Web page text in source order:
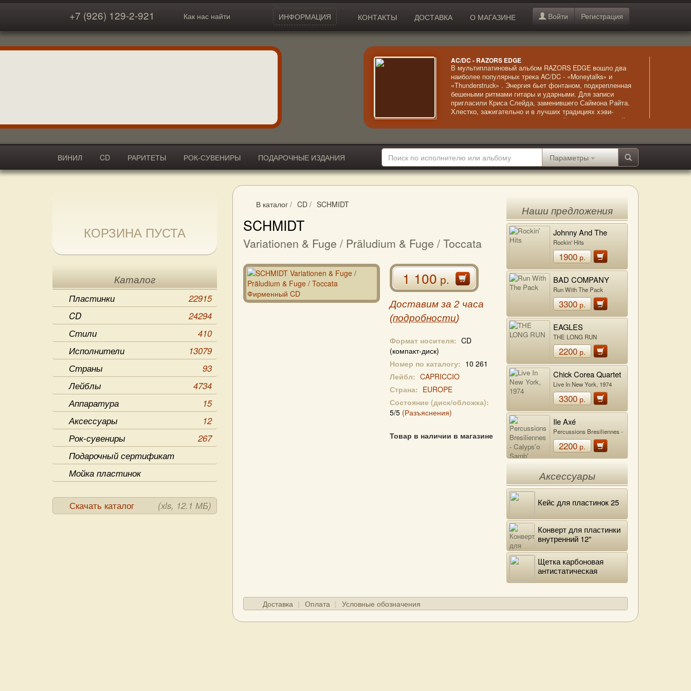
+7 (926) 129-2-921 Как нас найти ИНФОРМАЦИЯ КОНТАКТЫ ДОСТАВКА О МАГАЗИНЕ Войти Регистрация
AC/DC - RAZORS EDGE
В мультиплатиновый альбом RAZORS EDGE вошло два
наиболее популярных трека AC/DC - «Moneytalks» и
«Thunderstruck» . Энергия бьет фонтаном, подкрепленная
бешеными ритмами гитары и ударными. Для записи
пригласили Криса Слейда, заменившего Саймона Райта.
Хлестко, зажигательно и в лучших традициях хэви-
металла и хард-рока – классический вариант «тяжелой»
музыки.
ВИНИЛ CD РАРИТЕТЫ РОК-СУВЕНИРЫ
ПОДАРОЧНЫЕ ИЗДАНИЯ
АКСЕССУАРЫ
Параметры
КОРЗИНА ПУСТА
Каталог
Пластинки
22915
CD
24294
Стили
410
Исполнители
13079
Страны
93
Лейблы
4734
Аппаратура
15
Аксессуары
12
Рок-сувениры
267
Подарочный сертификат
Мойка пластинок
Скачать каталог (xls, 12.1 МБ)
В каталог / CD / SCHMIDT
SCHMIDT
Variationen & Fuge / Präludium & Fuge / Toccata
1 100р.
Доставим за 2 часа
(подробности)
Формат носителя: CD
(компакт-диск)
Номер по каталогу: 10 261
Лейбл: CAPRICCIO
Страна: EUROPE
Состояние (диск/обложка):
5/5 (Разъяснения)
Товар в наличии в магазине
Наши предложения
Johnny And The
Hurricanes
Rockin' Hits
1900р.
BAD COMPANY
Run With The Pack
3300р.
EAGLES
THE LONG RUN
2200р.
Chick Corea Quartet
Live In New York, 1974
3300р.
Ile Axé
Percussions Bresiliennes -
Calyps'o Samb'
2200р.
Аксессуары
Кейс для пластинок 25
Конверт для пластинки
внутренний 12"
Щетка карбоновая
антистатическая
Доставка Оплата Условные обозначения